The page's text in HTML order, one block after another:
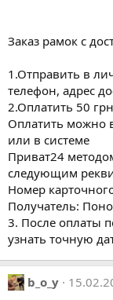
Заказ рамок с
1.Отправить в
телефон, адрес
2.Оплатить 50
Оплатить можно
или в системе
Приват24
следующим
Номер
Получатель:
3. После оплаты
узнать точную
b_o_y